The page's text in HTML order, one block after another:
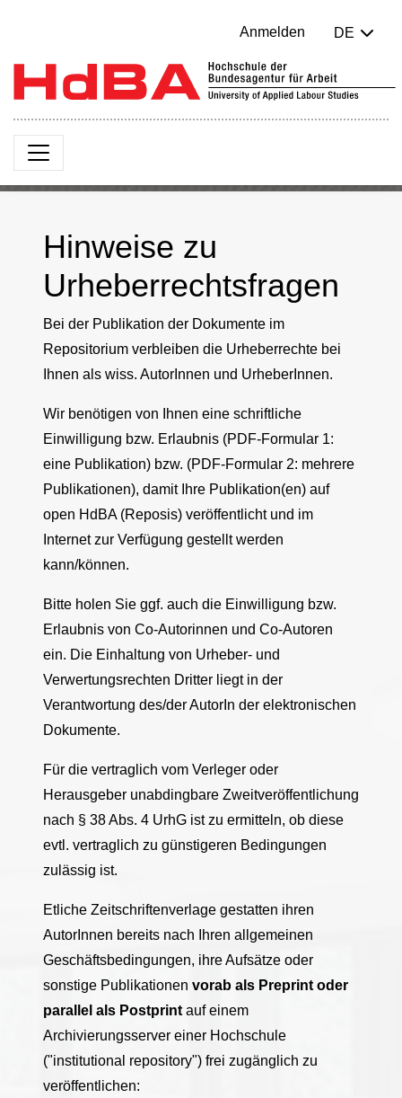
Anmelden DE
Hinweise zu
Urheberrechtsfragen
Bei der Publikation der Dokumente im
Repositorium verbleiben die Urheberrechte bei
Ihnen als wiss. AutorInnen und UrheberInnen.
Wir benötigen von Ihnen eine schriftliche
Einwilligung bzw. Erlaubnis (PDF-Formular 1:
eine Publikation) bzw. (PDF-Formular 2: mehrere
Publikationen), damit Ihre Publikation(en) auf
open HdBA (Reposis) veröffentlicht und im
Internet zur Verfügung gestellt werden
kann/können.
Bitte holen Sie ggf. auch die Einwilligung bzw.
Erlaubnis von Co-Autorinnen und Co-Autoren
ein. Die Einhaltung von Urheber- und
Verwertungsrechten Dritter liegt in der
Verantwortung des/der AutorIn der elektronischen
Dokumente.
Für die vertraglich vom Verleger oder
Herausgeber unabdingbare Zweitveröffentlichung
nach § 38 Abs. 4 UrhG ist zu ermitteln, ob diese
evtl. vertraglich zu günstigeren Bedingungen
zulässig ist.
Etliche Zeitschriftenverlage gestatten ihren
AutorInnen bereits nach Ihren allgemeinen
Geschäftsbedingungen, ihre Aufsätze oder
sonstige Publikationen vorab als Preprint oder
parallel als Postprint auf einem
Archivierungsserver einer Hochschule
("institutional repository") frei zugänglich zu
veröffentlichen: